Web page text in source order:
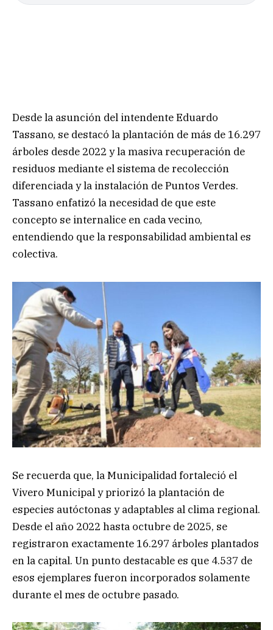
Desde la asunción del intendente Eduardo
Tassano, se destacó la plantación de más de 16.297
árboles desde 2022 y la masiva recuperación de
residuos mediante el sistema de recolección
diferenciada y la instalación de Puntos Verdes.
Tassano enfatizó la necesidad de que este
concepto se internalice en cada vecino,
entendiendo que la responsabilidad ambiental es
colectiva.
Se recuerda que, la Municipalidad fortaleció el
Vivero Municipal y priorizó la plantación de
especies autóctonas y adaptables al clima regional.
Desde el año 2022 hasta octubre de 2025, se
registraron exactamente 16.297 árboles plantados
en la capital. Un punto destacable es que 4.537 de
esos ejemplares fueron incorporados solamente
durante el mes de octubre pasado.